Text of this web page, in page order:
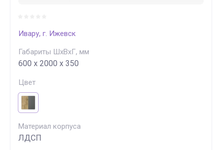
Ивару, г. Ижевск
Габариты ШхВхГ, мм
600 х 2000 х 350
Цвет
Материал корпуса
ЛДСП